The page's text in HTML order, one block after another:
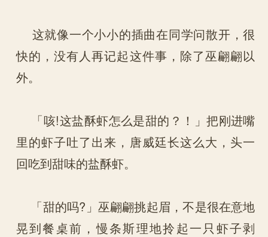
这就像一个小小的插曲在同学问散开，很
快的，没有人再记起这件事，除了巫翩翩以
外。
「咳!这盐酥虾怎么是甜的？！」把刚进嘴
里的虾子吐了出来，唐威廷长这么大，头一
回吃到甜味的盐酥虾。
「甜的吗?」巫翩翩挑起眉，不是很在意地
晃到餐桌前，慢条斯理地拎起一只虾子剥